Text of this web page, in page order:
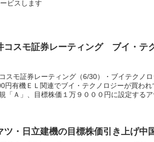
ビスします
コスモ証券レーティング ブイ・テ
スモ証券レーティング（6/30）・ブイテク
円有機ＥＬ関連でブイ・テクノロジーが買わ
「Ａ」、目標株価１万９０００円に設定するア
ツ・日立建機の目標株価引き上げ中